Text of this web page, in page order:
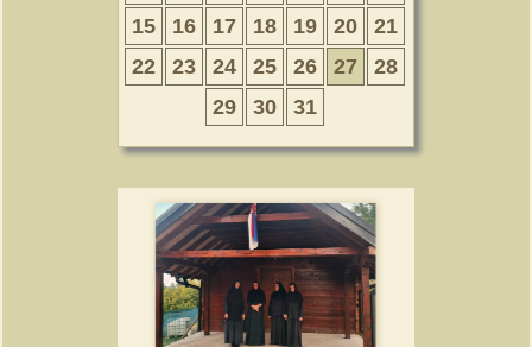
15
16 17 18 19 20
21
22
23 24 25 26 27
28
29
30 31